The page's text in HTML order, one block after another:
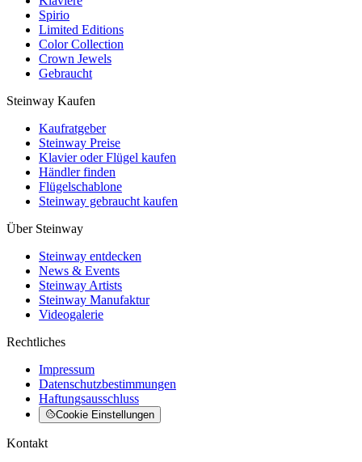
Spirio
Limited Editions
Color Collection
Crown Jewels
Gebraucht
Steinway Kaufen
Kaufratgeber
Steinway Preise
Klavier oder Flügel kaufen
Händler finden
Flügelschablone
Steinway gebraucht kaufen
Über Steinway
Steinway entdecken
News & Events
Steinway Artists
Steinway Manufaktur
Videogalerie
Rechtliches
Impressum
Datenschutzbestimmungen
Haftungsausschluss
Cookie Einstellungen
Kontakt